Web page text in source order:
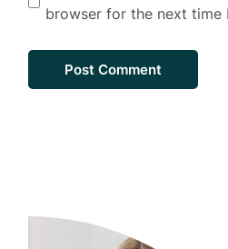
browser for the next time
Post Comment